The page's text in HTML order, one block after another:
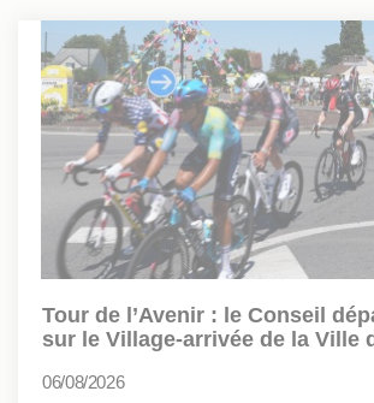
Tour de l’Avenir : le Conseil
sur le Village-arrivée de la Ville
06/08/2026